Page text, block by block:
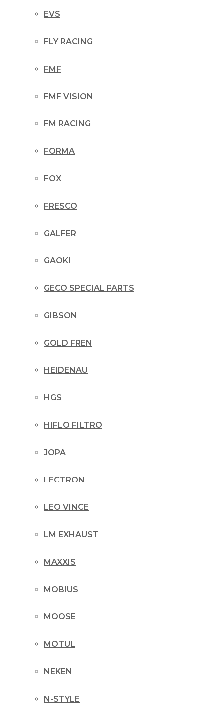
EVS
FLY RACING
FMF
FMF VISION
FM RACING
FORMA
FOX
FRESCO
GALFER
GAOKI
GECO SPECIAL PARTS
GIBSON
GOLD FREN
HEIDENAU
HGS
HIFLO FILTRO
JOPA
LECTRON
LEO VINCE
LM EXHAUST
MAXXIS
MOBIUS
MOOSE
MOTUL
NEKEN
N-STYLE